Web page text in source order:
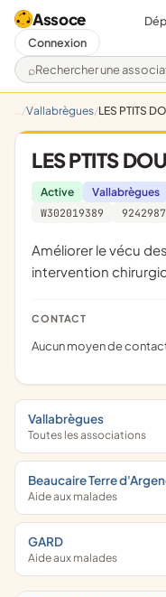
Assoce
Rechercher une
Connexion
Vallabrègues LES PTITS
LES PTITS
Active Vallabrègues
W302019389
améliorer le vécu des enfants qui doivent subir une
intervention
CONTACT
Aucun moyen de
Vallabrègues
Toutes les associations
Beaucaire Terre
Aide aux malades
GARD
Aide aux malades